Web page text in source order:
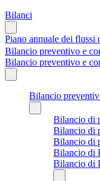
Bilanci
Piano annuale dei flussi
Bilancio preventivo e
Bilancio preventivo e
Bilancio
Bilancio di
Bilancio di
Bilancio di
Bilancio di
Bilancio di